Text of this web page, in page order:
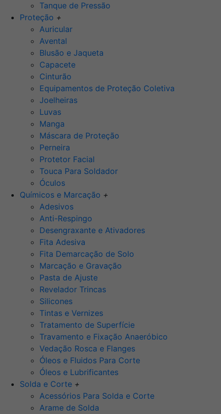
Tanque de Pressão
Proteção +
Auricular
Avental
Blusão e Jaqueta
Capacete
Cinturão
Equipamentos de Proteção Coletiva
Joelheiras
Luvas
Manga
Máscara de Proteção
Perneira
Protetor Facial
Touca Para Soldador
Óculos
Químicos e Marcação +
Adesivos
Anti-Respingo
Desengraxante e Ativadores
Fita Adesiva
Fita Demarcação de Solo
Marcação e Gravação
Pasta de Ajuste
Revelador Trincas
Silicones
Tintas e Vernizes
Tratamento de Superfície
Travamento e Fixação Anaeróbico
Vedação Rosca e Flanges
Óleos e Fluidos Para Corte
Óleos e Lubrificantes
Solda e Corte +
Acessórios Para Solda e Corte
Arame de Solda